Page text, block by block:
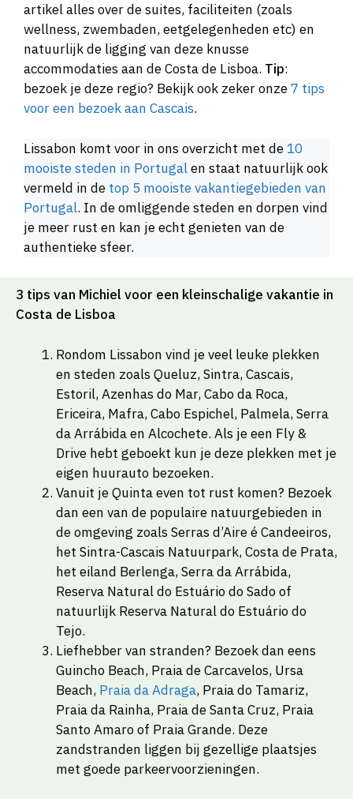
artikel alles over de suites, faciliteiten (zoals
wellness, zwembaden, eetgelegenheden etc) en
natuurlijk de ligging van deze knusse
accommodaties aan de Costa de Lisboa. Tip:
bezoek je deze regio? Bekijk ook zeker onze7 tips
voor een bezoek aan Cascais.
Lissabon komt voor in ons overzicht met de10
mooiste steden in Portugalen staat natuurlijk ook
vermeld in de top 5 mooiste vakantiegebieden van
Portugal. In de omliggende steden en dorpen vind
je meer rust en kan je echt genieten van de
authentieke sfeer.
3 tips van Michiel voor een kleinschalige vakantie in
Costa de Lisboa
Rondom Lissabon vind je veel leuke plekken
en steden zoals Queluz, Sintra, Cascais,
Estoril, Azenhas do Mar, Cabo da Roca,
Ericeira, Mafra, Cabo Espichel, Palmela, Serra
da Arrábida en Alcochete. Als je een Fly &
Drive hebt geboekt kun je deze plekken met je
eigen huurauto bezoeken.
Vanuit je Quinta even tot rust komen? Bezoek
dan een van de populaire natuurgebieden in
de omgeving zoals Serras d’Aire é Candeeiros,
het Sintra-Cascais Natuurpark, Costa de Prata,
het eiland Berlenga, Serra da Arrábida,
Reserva Natural do Estuário do Sado of
natuurlijk Reserva Natural do Estuário do
Tejo.
Liefhebber van stranden? Bezoek dan eens
Guincho Beach, Praia de Carcavelos, Ursa
Beach, Praia da Adraga, Praia do Tamariz,
Praia da Rainha, Praia de Santa Cruz, Praia
Santo Amaro of Praia Grande. Deze
zandstranden liggen bij gezellige plaatsjes
met goede parkeervoorzieningen.